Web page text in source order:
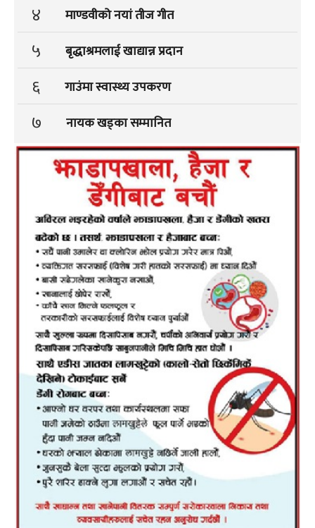
४ माण्डवीको नयां तीज गीत
५ बृद्धाश्रमलाई खाद्यान्न प्रदान
६ गाउंमा स्वास्थ्य उपकरण
७ नायक खड्का सम्मानित